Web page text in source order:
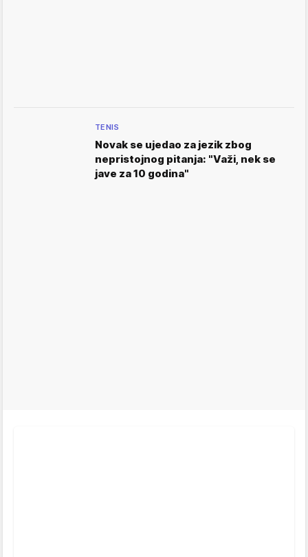
TENIS
Novak se ujedao za jezik zbog
nepristojnog pitanja: "Važi, nek se
jave za 10 godina"